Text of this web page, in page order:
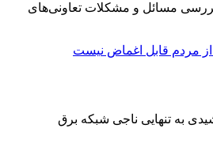
مسائل و مشکلات تعاونی‌های
از مردم قابل اغماض نیست